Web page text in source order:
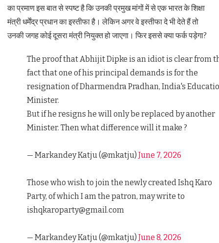
का प्रमाण इस बात से स्पष्ट है कि उनकी प्रमुख मांगों में से एक भारत के शिक्षा
मंत्री धर्मेंद्र प्रधान का इस्तीफा है। लेकिन अगर वे इस्तीफा दे भी देते हैं तो
उनकी जगह कोई दूसरा मंत्री नियुक्त हो जाएगा। फिर इससे क्या फर्क पड़ेगा?
The proof that Abhijit Dipke is an idiot is clear from
fact that one of his principal demands is for the
resignation of Dharmendra Pradhan, India's
Minister.
But if he resigns he will only be replaced by another
Minister. Then what difference will it make ?
— Markandey Katju (@mkatju) June 7, 2026
Those who wish to join the newly created Ishq Karo
Party, of which I am the patron, may write to
ishqkaroparty@gmail.com
— Markandey Katju (@mkatju) June 8, 2026